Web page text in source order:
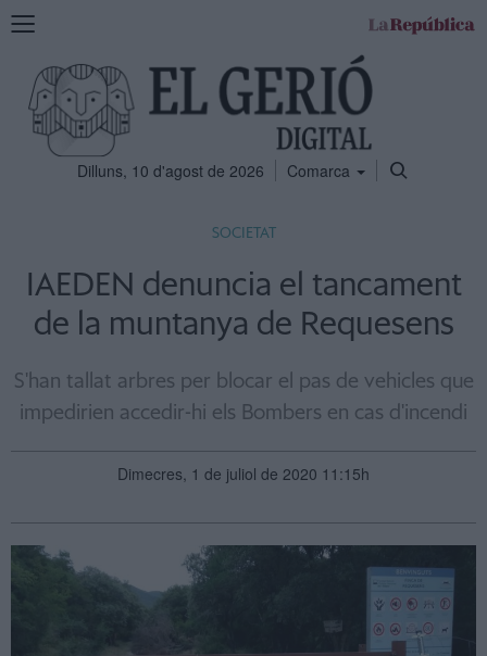
Mostra
navegació
Dilluns, 10 d'agost de 2026 Comarca
SOCIETAT
IAEDEN denuncia el tancament
de la muntanya de Requesens
S'han tallat arbres per blocar el pas de vehicles que
impedirien accedir-hi els Bombers en cas d'incendi
Dimecres, 1 de juliol de 2020 11:15h